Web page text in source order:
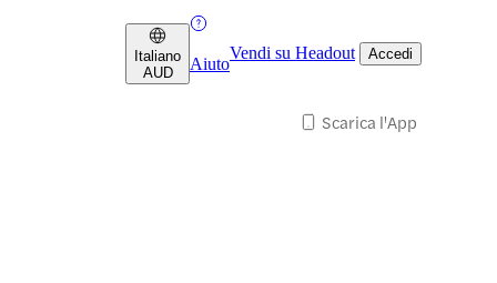
Italiano
AUD
Aiuto
Vendi su Headout Accedi
Scarica l'App